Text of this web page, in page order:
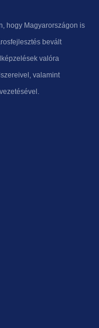
hogy Magyarországon is
bevált
valóra
valamint